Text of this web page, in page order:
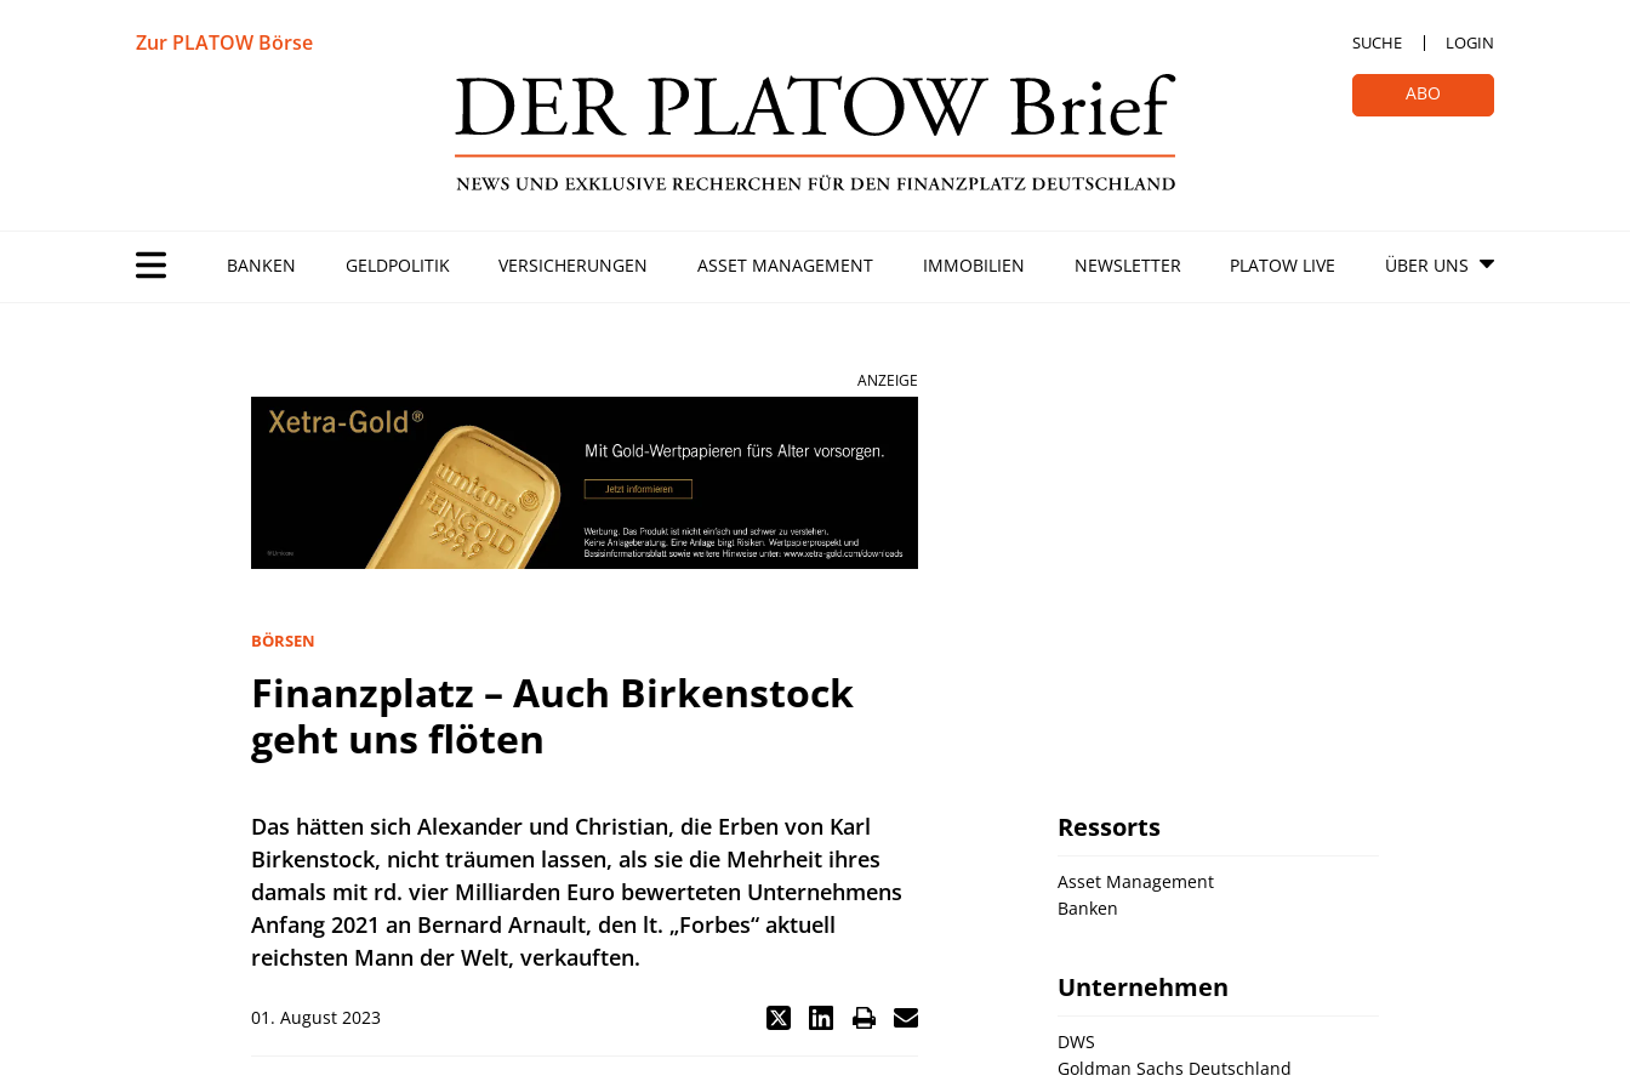
Zur PLATOW Börse SUCHE LOGIN
ABO
BANKEN GELDPOLITIK VERSICHERUNGEN ASSET MANAGEMENT IMMOBILIEN NEWSLETTER PLATOW LIVE ÜBER UNS
ANZEIGE
BÖRSEN
Finanzplatz – Auch Birkenstock
geht uns flöten
Das hätten sich Alexander und Christian, die Erben von Karl
Birkenstock, nicht träumen lassen, als sie die Mehrheit ihres
damals mit rd. vier Milliarden Euro bewerteten Unternehmens
Anfang 2021 an Bernard Arnault, den lt. „Forbes“ aktuell
reichsten Mann der Welt, verkauften.
01. August 2023
Ressorts
Asset Management
Banken
Unternehmen
DWS
Goldman Sachs Deutschland